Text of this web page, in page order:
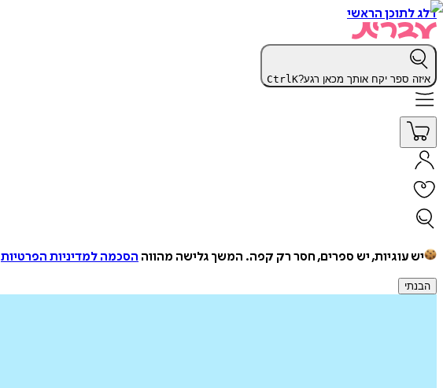
דלג לתוכן הראשי
איזה ספר יקח אותך מכאן רגע? CtrlK
יש עוגיות, יש ספרים, חסר רק קפה. המשך גלישה מהווה הסכמה למדיניות הפרטיות
הבנתי